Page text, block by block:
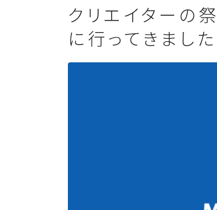
クリエイターの
に行ってきました